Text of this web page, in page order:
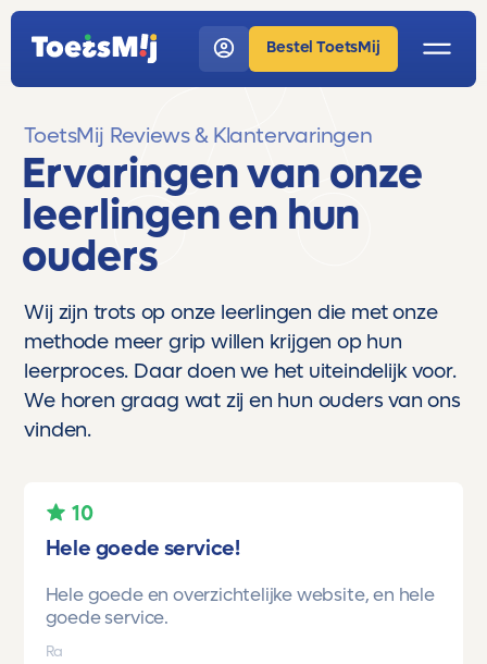
Bestel ToetsMij
ToetsMij Reviews & Klantervaringen
Ervaringen van onze
leerlingen en hun
ouders
Wij zijn trots op onze leerlingen die met onze
methode meer grip willen krijgen op hun
leerproces. Daar doen we het uiteindelijk voor.
We horen graag wat zij en hun ouders van ons
vinden.
10
Hele goede service!
Hele goede en overzichtelijke website, en hele
goede service.
Ra